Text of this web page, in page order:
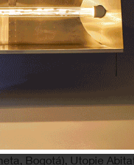
Juan Baraja, 2022.
de Barcelona.
de todo el territorio
sus exposiciones
Bogotá), Utopie